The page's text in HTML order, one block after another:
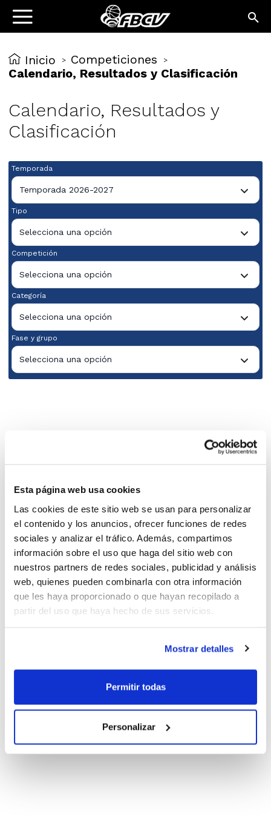
Esta página web usa cookies
Las cookies de este sitio web se usan para personalizar
el contenido y los anuncios, ofrecer funciones de redes
sociales y analizar el tráfico. Además, compartimos
información sobre el uso que haga del sitio web con
nuestros partners de redes sociales, publicidad y análisis
web, quienes pueden combinarla con otra información
que les haya proporcionado o que hayan recopilado a
partir del uso que haya hecho de sus servicios.
Mostrar detalles
Permitir todas
Personalizar
Inicio > Competiciones >
Calendario, Resultados y Clasificación
Calendario, Resultados y
Clasificación
Temporada
Temporada 2026-2027
Tipo
Selecciona una opción
Competición
Selecciona una opción
Categoría
Selecciona una opción
Fase y grupo
Selecciona una opción